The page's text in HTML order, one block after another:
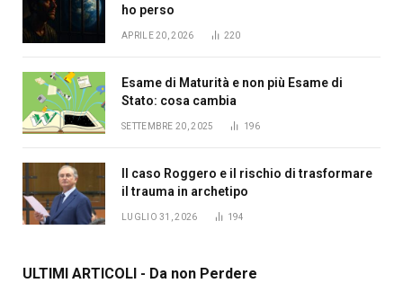
ho perso
APRILE 20, 2026 220
Esame di Maturità e non più Esame di
Stato: cosa cambia
SETTEMBRE 20, 2025 196
Il caso Roggero e il rischio di trasformare
il trauma in archetipo
LUGLIO 31, 2026 194
ULTIMI ARTICOLI - Da non Perdere